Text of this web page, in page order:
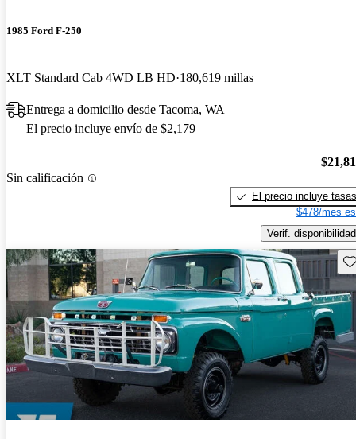
1985 Ford F-250
XLT Standard Cab 4WD LB HD 180,619 millas
Entrega a domicilio desde Tacoma, WA
El precio incluye envío de $2,179
Sin calificación
El precio incluye tasas
$478/mes
Verif. disponibilidad